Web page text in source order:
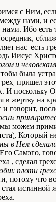
с Ним,
нами, и
Ибо есть
нас, есть
Иисус
и
была
грех, пришел
И поскольку
в жертву на
говорит,
можем
Который
в Нем
Самого,
, сделал
плоти
потому что
истинной